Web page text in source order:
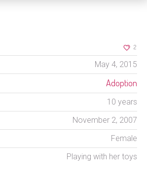
2
May 4, 2015
Adoption
10 years
November 2, 2007
Female
Playing with her toys